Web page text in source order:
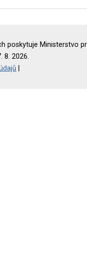
poskytuje Ministerstvo
8. 2026.